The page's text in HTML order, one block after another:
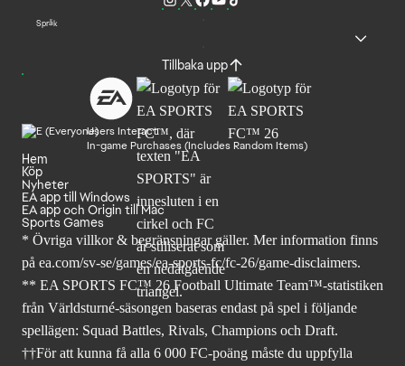
Språk
Tillbaka upp
Users Interact
In-game Purchases (Includes Random Items)
Hem
Köp
Nyheter
EA app till Windows
EA app och Origin till Mac
Sports Games
* Övriga villkor & begränsningar gäller. Merinformation finns
på ea.com/sv-se/games/ea-sports-fc/fc-26/game-disclaimers.
** EA SPORTS FC™ 26 Football Ultimate Team™-statistiken
från Världsturné-säsongen baseras endast på spel i följande
spellägen: Squad Battles, Rivals, Champions och Draft.
††För att kunna få alla 6 000 FC-poäng måste du uppfylla